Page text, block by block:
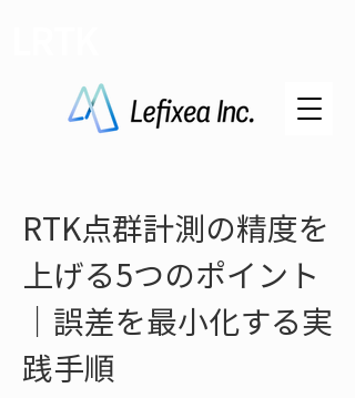
RTK点群計測の精度を
上げる5つのポイント
｜誤差を最小化する実
践手順